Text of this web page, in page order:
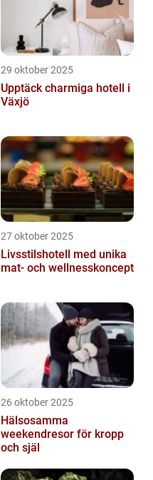
29 oktober 2025
Upptäck charmiga hotell i
Växjö
27 oktober 2025
Livsstilshotell med unika
mat- och wellnesskoncept
26 oktober 2025
Hälsosamma
weekendresor för kropp
och själ